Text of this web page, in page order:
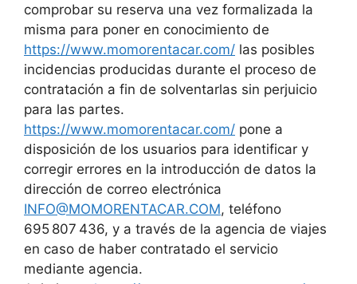
comprobar su reserva una vez formalizada la
misma para poner en conocimiento de
https://www.momorentacar.com/ las posibles
incidencias producidas durante el proceso de
contratación a fin de solventarlas sin perjuicio
para las partes.
https://www.momorentacar.com/ pone a
disposición de los usuarios para identificar y
corregir errores en la introducción de datos la
dirección de correo electrónica
INFO@MOMORENTACAR.COM, teléfono
695 807 436, y a través de la agencia de viajes
en caso de haber contratado el servicio
mediante agencia.